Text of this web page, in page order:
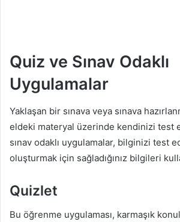
Quiz ve Sınav Odaklı
Uygulamalar
Yaklaşan bir sınava veya sınava
eldeki materyal üzerinde kendinizi test
sınav odaklı uygulamalar, bilginizi test
oluşturmak için sağladığınız bilgileri
Quizlet
Bu öğrenme uygulaması, karmaşık